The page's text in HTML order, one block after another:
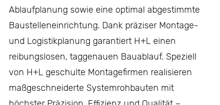
Ablaufplanung sowie eine optimal abgestimmte
Baustelleneinrichtung. Dank präziser Montage-
und Logistikplanung garantiert H+L einen
reibungslosen, taggenauen Bauablauf. Speziell
von H+L geschulte Montagefirmen realisieren
maßgeschneiderte Systemrohbauten mit